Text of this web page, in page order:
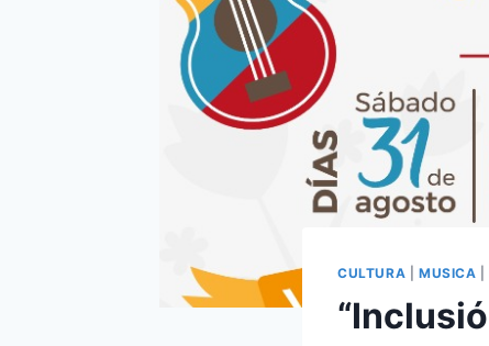
CULTURA MUSICA |